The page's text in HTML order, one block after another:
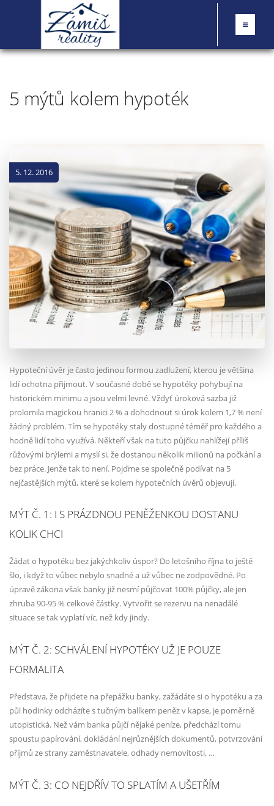
5 mýtů kolem hypoték
5. 12. 2016
Hypoteční úvěr je často jedinou formou zadlužení, kterou je většina
lidí ochotna přijmout. V současné době se hypotéky pohybují na
historickém minimu a jsou velmi levné. Vždyť úroková sazba již
prolomila magickou hranici 2 % a dohodnout si úrok kolem 1,7 % není
žádný problém. Tím se hypotéky staly dostupné téměř pro každého a
hodně lidí toho využívá. Někteří však na tuto půjčku nahlížejí příliš
růžovými brýlemi a myslí si, že dostanou několik milionů na počkání a
bez práce. Jenže tak to není. Pojďme se společně podívat na 5
nejčastějších mýtů, které se kolem hypotečních úvěrů objevují.
MÝT Č. 1: I S PRÁZDNOU PENĚŽENKOU DOSTANU
KOLIK CHCI
Žádat o hypotéku bez jakýchkoliv úspor? Do letošního října to ještě
šlo, i když to vůbec nebylo snadné a už vůbec ne zodpovědné. Po
úpravě zákona však banky již nesmí půjčovat 100% půjčky, ale jen
zhruba 90-95 % celkové částky. Vytvořit se rezervu na nenadálé
situace se tak vyplatí víc, než kdy jindy.
MÝT Č. 2: SCHVÁLENÍ HYPOTÉKY UŽ JE POUZE
FORMALITA
Představa, že přijdete na přepážku banky, zažádáte si o hypotéku a za
půl hodinky odcházíte s tučným balíkem peněz v kapse, je poměrně
utopistická. Než vám banka půjčí nějaké peníze, předchází tomu
spoustu papírování, dokládání nejrůznějších dokumentů, potvrzování
příjmů ze strany zaměstnavatele, odhady nemovitosti, …
MÝT Č. 3: CO NEJDŘÍV TO SPLATÍM A UŠETŘÍM